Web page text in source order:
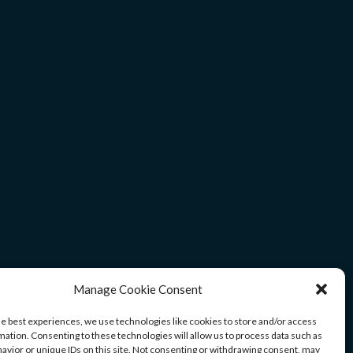
Manage Cookie Consent
best experiences, we use technologies like cookies to store and/or access
Consenting to these technologies will allow us to process data such as
or unique IDs on this site. Not consenting or withdrawing consent, may